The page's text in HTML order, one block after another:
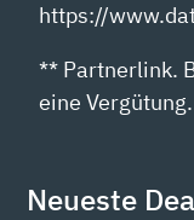
https://
** Partnerlink.
eine Vergütung.
Neueste